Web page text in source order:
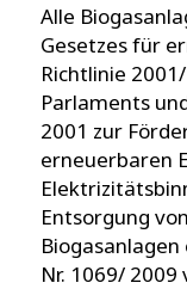
Alle
Gesetzes für
Richtlinie
Parlaments
2001 zur
erneuerbaren
Entsorgung
Nr. 1069/